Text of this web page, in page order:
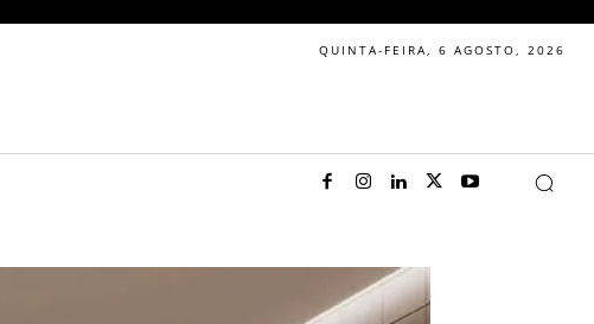
QUINTA-FEIRA, 6 AGOSTO, 2026